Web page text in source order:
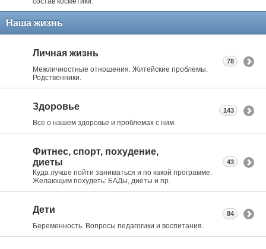
Наша жизнь
Личная жизнь
Межличностные отношения. Житейские проблемы.
Родственники.
78
Здоровье
Все о нашем здоровье и проблемах с ним.
143
Фитнес, спорт, похудение,
диеты
Куда лучше пойти заниматься и по какой программе.
Желающим похудеть: БАДы, диеты и пр.
43
Дети
Беременность. Вопросы педагогики и воспитания.
84